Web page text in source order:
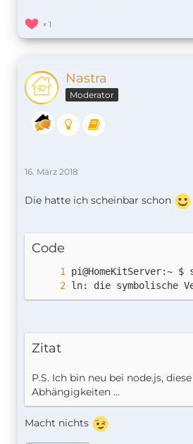
1
Nastra
Moderator
16. März 2018
Die hatte ich scheinbar schon
Code
ln: die symbolische
Zitat
P.S. Ich bin neu bei node.js,
Abhängigkeiten ...
Macht nichts